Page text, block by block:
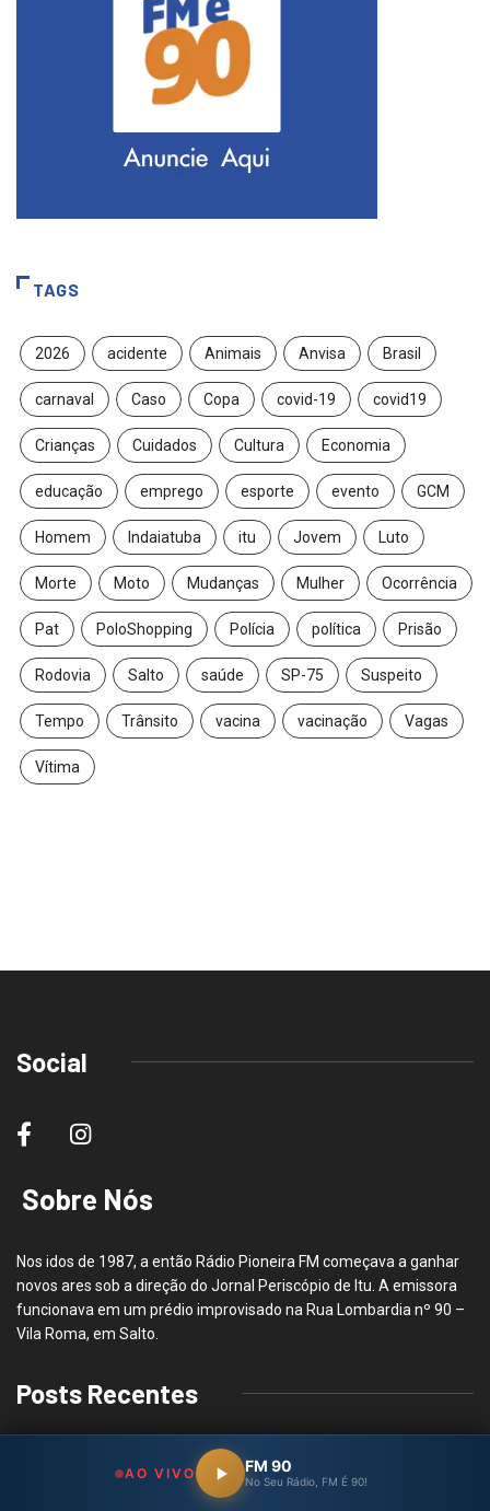
TAGS
2026 acidente Animais Anvisa Brasil
carnaval Caso Copa covid-19 covid19
Crianças Cuidados Cultura Economia
educação emprego esporte evento GCM
Homem Indaiatuba itu Jovem Luto
Morte Moto Mudanças Mulher Ocorrência
Pat PoloShopping Polícia política Prisão
Rodovia Salto saúde SP-75 Suspeito
Tempo Trânsito vacina vacinação Vagas
Vítima
Social
Sobre Nós
Nos idos de 1987, a então Rádio Pioneira FM começava a ganhar
novos ares sob a direção do Jornal Periscópio de Itu. A emissora
funcionava em um prédio improvisado na Rua Lombardia nº 90 –
Vila Roma, em Salto.
Posts Recentes
TRÂNSITO
AO VIVO FM 90
No Seu Rádio, FM É 90!